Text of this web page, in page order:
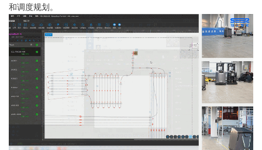
和调度规划。